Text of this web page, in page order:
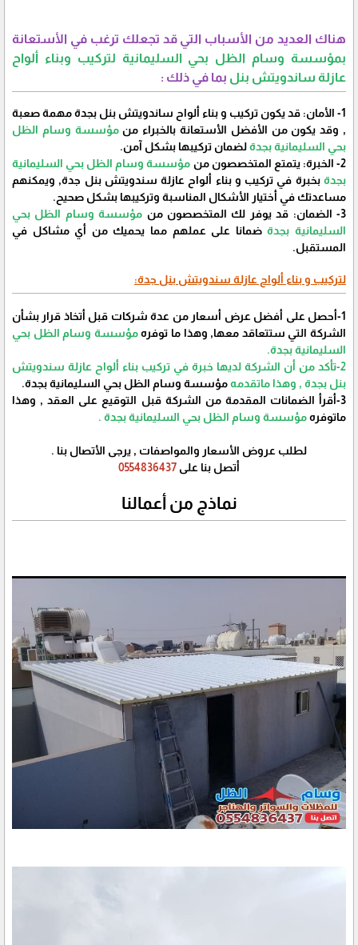
هناك العديد من الأسباب التي قد تجعلك ترغب في الأستعانة
بمؤسسة وسام الظل بحي السليمانية لتركيب وبناء ألواح
عازلة ساندويتش بنل بما في ذلك :
1- الأمان: قد يكون تركيب و بناء ألواح ساندويتش بنل بجدة مهمة صعبة
, وقد يكون من الأفضل الأستعانة بالخبراء منمؤسسة وسام الظل
بحي السليمانية بجدةلضمان تركيبها بشكل آمن.
2- الخبرة: يتمتع المتخصصون من
مؤسسة وسام الظل بحي السليمانية
بجدةبخبرة في تركيب و بناء ألواح عازلة سندويتش بنل جدة, ويمكنهم
مساعدتك في أختيار الأشكال المناسبة وتركيبها بشكل صحيح.
3- الضمان: قد يوفر لك المتخصصون من
مؤسسة وسام الظل بحي
السليمانية بجدةضمانا على عملهم مما يحميك من أي مشاكل في
المستقبل.
لتركيب و بناء ألواح عازلة سندويتش بنل جدة:
1-أحصل على أفضل عرض أسعار من عدة شركات قبل أتخاذ قرار بشأن
الشركة التي ستتعاقد معها, وهذا ما توفرهمؤسسة وسام الظل بحي
السليمانية بجدة.
2-تأكد من أن الشركة لديها خبرة في تركيب بناء ألواح عازلة سندويتش
بنل بجدة , وهذا ماتقدمهمؤسسة وسام الظل بحي السليمانية بجدة.
3-أقرأ الضمانات المقدمة من الشركة قبل التوقيع على العقد , وهذا
ماتوفرهمؤسسة وسام الظل بحي السليمانية بجدة .
لطلب عروض الأسعار والمواصفات , يرجى الأتصال بنا .
أتصل بنا على
نماذج من أعمالنا